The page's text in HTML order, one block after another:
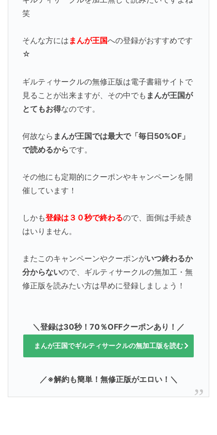
笑
そんな方には まんが王国への登録がおすすめです
☆
ギルティサークルの無修正版は電子書籍サイトで
見ることが出来ますが、その中でも まんが王国が
とてもお得なのです。
何故なら まんが王国では最大で「毎日50%OF」
で読めるからです。
その他にも定期的にクーポンやキャンペーンを開
催しています！
しかも登録は３０秒で終わるので、面倒は手続き
はいりません。
またこのキャンペーンやクーポンがいつ終わるか
分からないので、ギルティサークルの無加工・無
修正版を読みたい方は早めに登録しましょう！
＼登録は30秒！70％OFFクーポンあり！／
まんが王国でギルティサークルの無加工版を読む
／※解約も簡単！無修正版がエロい！＼